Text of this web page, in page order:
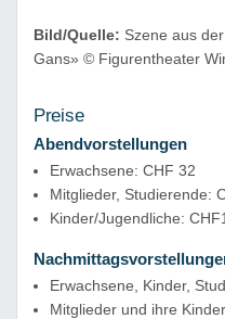
Bild/Quelle: Szene aus
Gans» © Figurentheater
Preise
Abendvorstellungen
Erwachsene: CHF 32
Mitglieder, Studierende:
Kinder/Jugendliche:
Erwachsene, Kinder,
Mitglieder und ihre